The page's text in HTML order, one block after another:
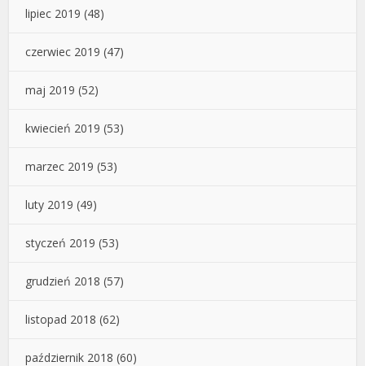
lipiec 2019 (48)
czerwiec 2019 (47)
maj 2019 (52)
kwiecień 2019 (53)
marzec 2019 (53)
luty 2019 (49)
styczeń 2019 (53)
grudzień 2018 (57)
listopad 2018 (62)
październik 2018 (60)